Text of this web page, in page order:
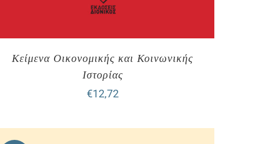
Κείμενα Οικονομικής και Κοινωνικής
Ιστορίας
€12,72